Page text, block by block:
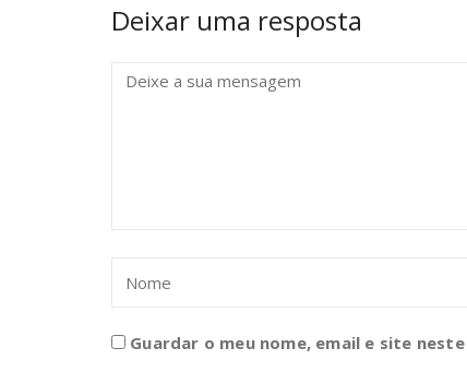
Deixar uma resposta
Guardar o meu nome, email e site